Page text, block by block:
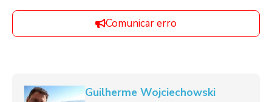
Comunicar erro
Guilherme Wojciechowski